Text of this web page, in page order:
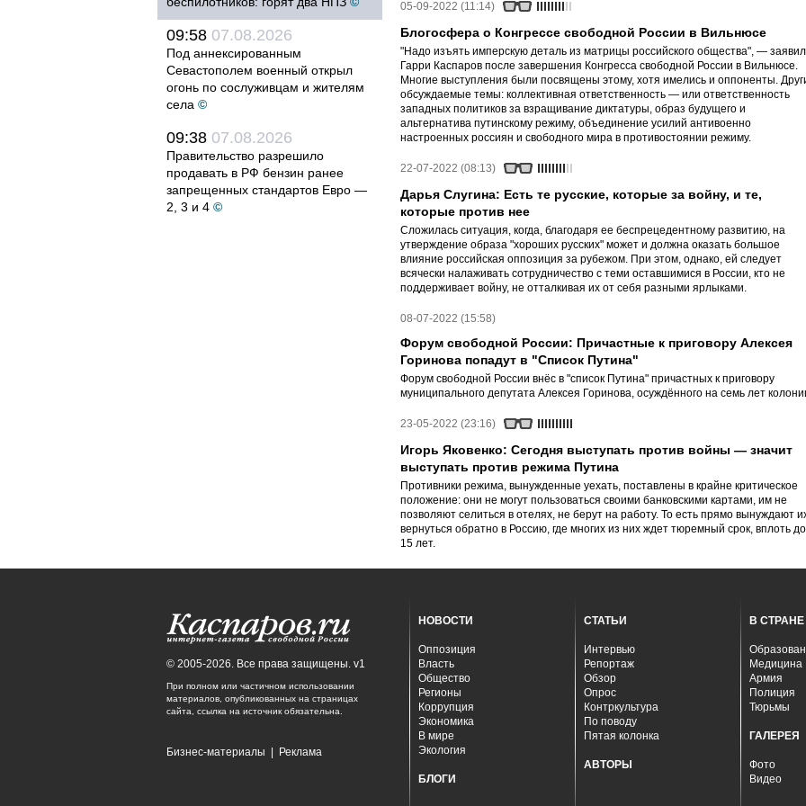
09:58 07.08.2026
Под аннексированным
Севастополем военный открыл
огонь по сослуживцам и жителям
села ©
09:38 07.08.2026
Правительство разрешило
продавать в РФ бензин ранее
запрещенных стандартов Евро —
2, 3 и 4 ©
05-09-2022 (11:14)
Блогосфера о Конгрессе свободной России в Вильнюсе
"Надо изъять имперскую деталь из матрицы российского общества", — заявил
Гарри Каспаров после завершения Конгресса свободной России в Вильнюсе.
Многие выступления были посвящены этому, хотя имелись и оппоненты.
обсуждаемые темы: коллективная ответственность — или ответственность
западных политиков за взращивание диктатуры, образ будущего и
альтернатива путинскому режиму, объединение усилий антивоенно
настроенных россиян и свободного мира в противостоянии режиму.
22-07-2022 (08:13)
Дарья Слугина: Есть те русские, которые за войну, и те,
которые против нее
Сложилась ситуация, когда, благодаря ее беспрецедентному развитию, на
утверждение образа "хороших русских" может и должна оказать большое
влияние российская оппозиция за рубежом. При этом, однако, ей следует
всячески налаживать сотрудничество с теми оставшимися в России, кто не
поддерживает войну, не отталкивая их от себя разными ярлыками.
08-07-2022 (15:58)
Форум свободной России: Причастные к приговору Алексея
Горинова попадут в "Список Путина"
Форум свободной России внёс в "список Путина" причастных к приговору
муниципального депутата Алексея Горинова, осуждённого на семь лет
23-05-2022 (23:16)
Игорь Яковенко: Сегодня выступать против войны — значит
выступать против режима Путина
Противники режима, вынужденные уехать, поставлены в крайне критическое
положение: они не могут пользоваться своими банковскими картами, им не
позволяют селиться в отелях, не берут на работу. То есть прямо вынуждают
вернуться обратно в Россию, где многих из них ждет тюремный срок, вплоть до
15 лет.
© 2005-2026. Все права защищены. v1
При полном или частичном использовании
материалов, опубликованных на страницах
сайта, ссылка на источник обязательна.
Бизнес-материалы Реклама
НОВОСТИ
Оппозиция
Власть
Общество
Регионы
Коррупция
Экономика
В мире
Экология
БЛОГИ
СТАТЬИ
Интервью
Репортаж
Обзор
Опрос
Контркультура
По поводу
Пятая колонка
АВТОРЫ
В СТРАНЕ
Медицина
Армия
Полиция
Тюрьмы
ГАЛЕРЕЯ
Фото
Видео